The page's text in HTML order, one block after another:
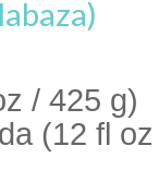
/ 425 g)
(12 fl